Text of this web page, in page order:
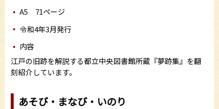
A5 71ページ
令和4年3月発行
内容
江戸の旧跡を解説する都立中央図書館所蔵『夢跡集』を翻
刻紹介しています。
あそび・まなび・いのり